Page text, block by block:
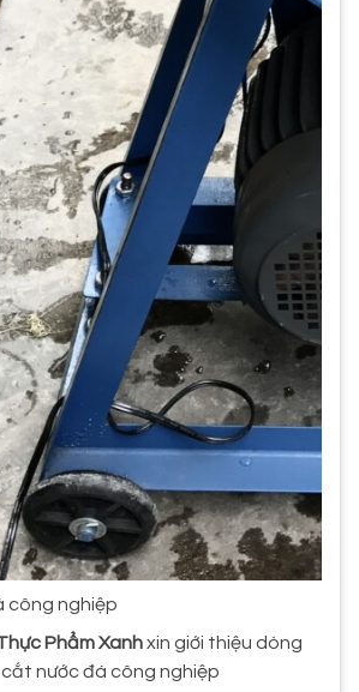
công nghiệp
Phẩm Xanhxin giới thiệu dòng
nước đá công nghiệp